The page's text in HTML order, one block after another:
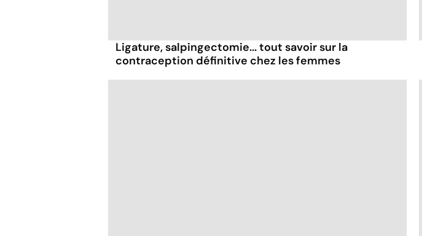
Ligature, salpingectomie... tout savoir sur la
contraception définitive chez les femmes